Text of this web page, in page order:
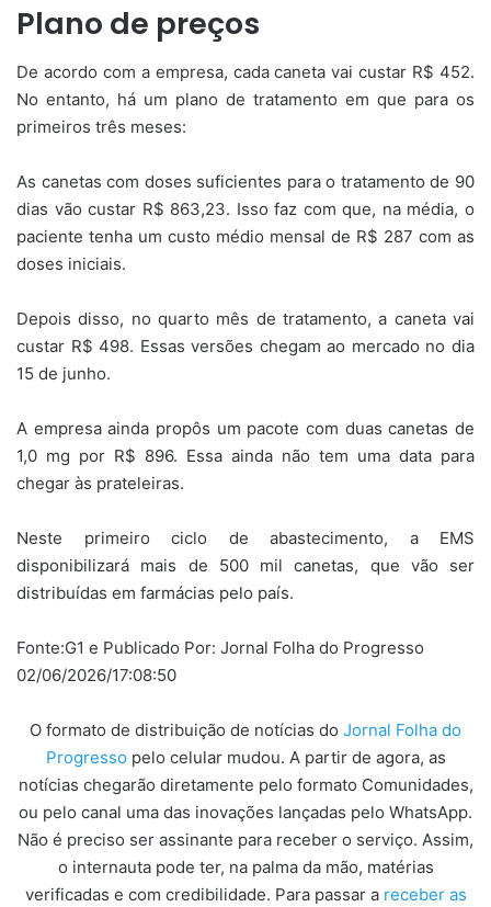
Plano de preços
De acordo com a empresa, cada caneta vai custar R$ 452.
No entanto, há um plano de tratamento em que para os
primeiros três meses:
As canetas com doses suficientes para o tratamento de 90
dias vão custar R$ 863,23. Isso faz com que, na média, o
paciente tenha um custo médio mensal de R$ 287 com as
doses iniciais.
Depois disso, no quarto mês de tratamento, a caneta vai
custar R$ 498. Essas versões chegam ao mercado no dia
15 de junho.
A empresa ainda propôs um pacote com duas canetas de
1,0 mg por R$ 896. Essa ainda não tem uma data para
chegar às prateleiras.
Neste primeiro ciclo de abastecimento, a EMS
disponibilizará mais de 500 mil canetas, que vão ser
distribuídas em farmácias pelo país.
Fonte:G1 e Publicado Por: Jornal Folha do Progresso
02/06/2026/17:08:50
O formato de distribuição de notícias do Jornal Folha do
Progresso pelo celular mudou. A partir de agora, as
notícias chegarão diretamente pelo formato Comunidades,
ou pelo canal uma das inovações lançadas pelo WhatsApp.
Não é preciso ser assinante para receber o serviço. Assim,
o internauta pode ter, na palma da mão, matérias
verificadas e com credibilidade. Para passar a receber as